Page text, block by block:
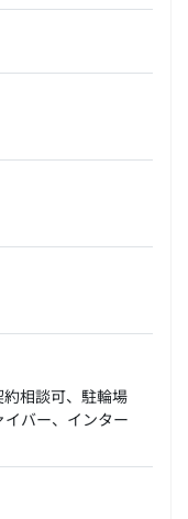
相談可、駐輪場
バー、インター